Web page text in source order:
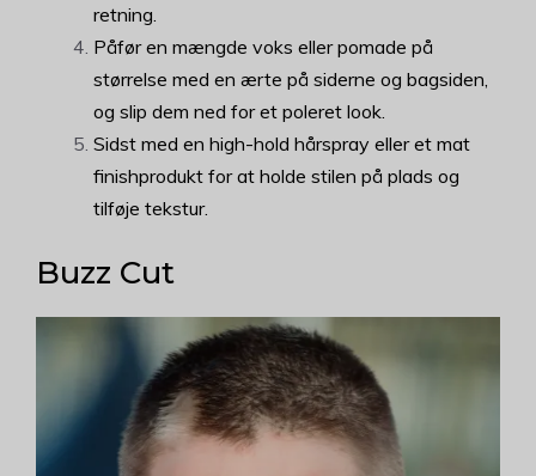
retning.
Påfør en mængde voks eller pomade på
størrelse med en ærte på siderne og bagsiden,
og slip dem ned for et poleret look.
Sidst med en high-hold hårspray eller et mat
finishprodukt for at holde stilen på plads og
tilføje tekstur.
Buzz Cut